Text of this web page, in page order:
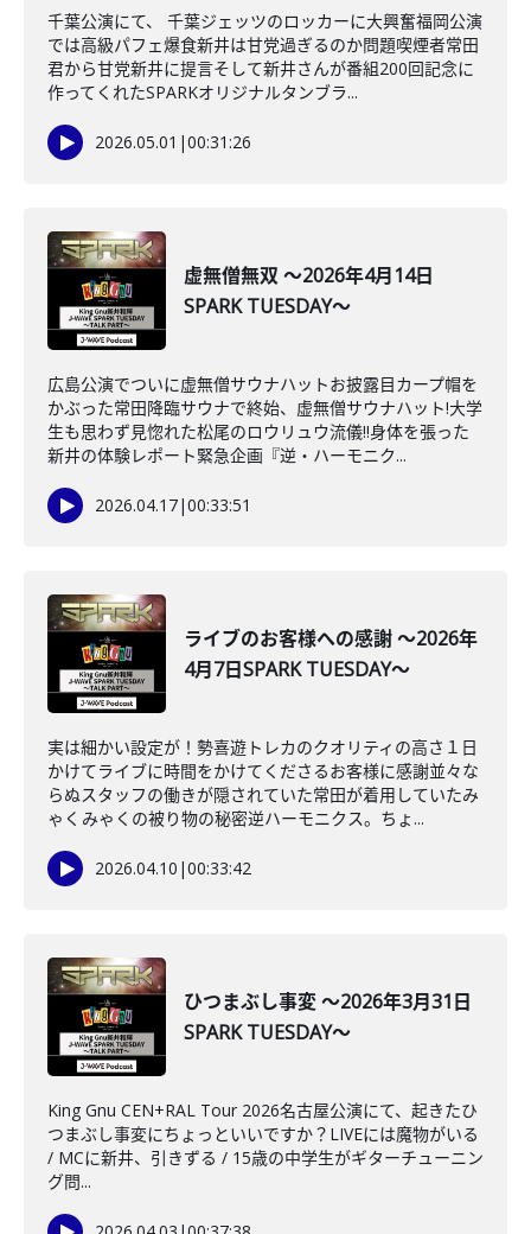
千葉公演にて、 千葉ジェッツのロッカーに大興奮福岡公演
では高級パフェ爆食新井は甘党過ぎるのか問題喫煙者常田
君から甘党新井に提言そして新井さんが番組200回記念に
作ってくれたSPARKオリジナルタンブラ...
2026.05.01 |00:31:26
虚無僧無双 ～2026年4月14日
SPARK TUESDAY～
広島公演でついに虚無僧サウナハットお披露目カープ帽を
かぶった常田降臨サウナで終始、虚無僧サウナハット!大学
生も思わず見惚れた松尾のロウリュウ流儀‼身体を張った
新井の体験レポート緊急企画『逆・ハーモニク...
2026.04.17|00:33:51
ライブのお客様への感謝 ～2026年
4月7日SPARK TUESDAY～
実は細かい設定が！勢喜遊トレカのクオリティの高さ１日
かけてライブに時間をかけてくださるお客様に感謝並々な
らぬスタッフの働きが隠されていた常田が着用していたみ
ゃくみゃくの被り物の秘密逆ハーモニクス。ちょ...
2026.04.10 |00:33:42
ひつまぶし事変 ～2026年3月31日
SPARK TUESDAY～
King Gnu CEN+RAL Tour 2026名古屋公演にて、起きたひ
つまぶし事変にちょっといいですか？LIVEには魔物がいる
/ MCに新井、引きずる / 15歳の中学生がギターチューニン
グ問...